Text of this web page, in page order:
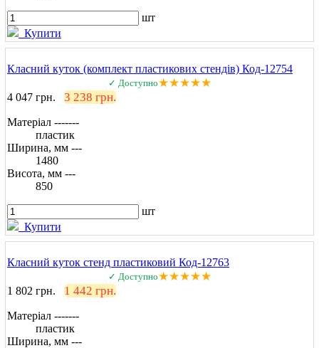
шт
Купити
Класний куток (комплект пластикових стендів) Код-12754
✓ Доступно★★★★★
4 047 грн. 3 238 грн.
Матеріал -------
пластик
Ширина, мм ---
1480
Висота, мм ---
850
шт
Купити
Класний куток стенд пластиковий Код-12763
✓ Доступно★★★★★
1 802 грн. 1 442 грн.
Матеріал -------
пластик
Ширина, мм ---